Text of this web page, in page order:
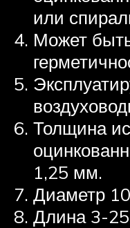
или
Может
Толщина
1,25 мм.
Диаметр
Длина 3-